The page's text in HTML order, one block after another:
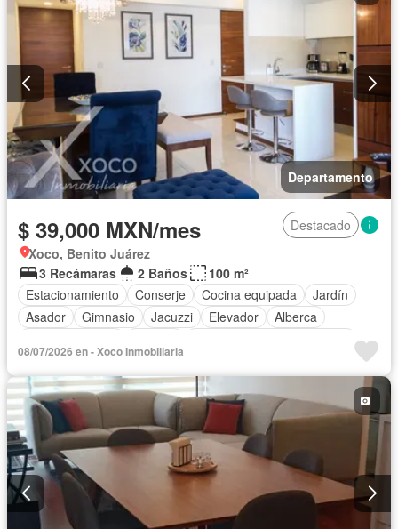
Recámara con closet
Sala polivalente
Seguridad
Sin amueblar
Departamento
$ 39,000 MXN/mes
Destacado
Xoco, Benito Juárez
3 Recámaras
2 Baños
100 m²
Estacionamiento
Conserje Cocina equipada
Jardín
Asador
Gimnasio Jacuzzi Elevador
Alberca
08/07/2026 en - Xoco Inmobiliaria